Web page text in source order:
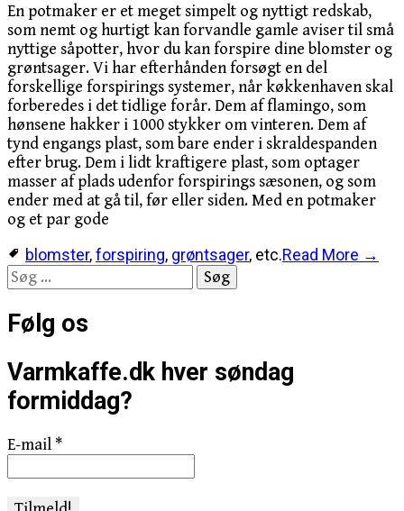
En potmaker er et meget simpelt og nyttigt redskab,
som nemt og hurtigt kan forvandle gamle aviser til små
nyttige såpotter, hvor du kan forspire dine blomster og
grøntsager. Vi har efterhånden forsøgt en del
forskellige forspirings systemer, når køkkenhaven skal
forberedes i det tidlige forår. Dem af flamingo, som
hønsene hakker i 1000 stykker om vinteren. Dem af
tynd engangs plast, som bare ender i skraldespanden
efter brug. Dem i lidt kraftigere plast, som optager
masser af plads udenfor forspirings sæsonen, og som
ender med at gå til, før eller siden. Med en potmaker
og et par gode
blomster,forspiring, grøntsager, etc.Read More →
Søg
efter:
Følg os
Varmkaffe.dk hver søndag
formiddag?
E-mail*